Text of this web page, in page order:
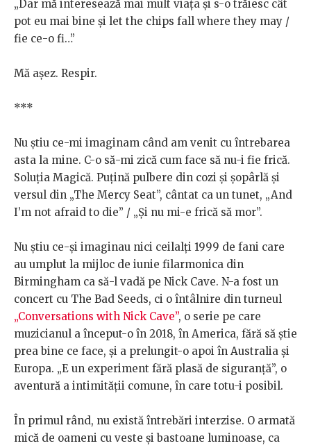
„Dar mă interesează mai mult viața și s-o trăiesc cât
pot eu mai bine și let the chips fall where they may /
fie ce-o fi…”
Mă așez. Respir.
***
Nu știu ce-mi imaginam când am venit cu întrebarea
asta la mine. C-o să-mi zică cum face să nu-i fie frică.
Soluția Magică. Puțină pulbere din cozi și șopârlă și
versul din „The Mercy Seat”, cântat ca un tunet, „And
I’m not afraid to die” / „Și nu mi-e frică să mor”.
Nu știu ce-și imaginau nici ceilalți 1999 de fani care
au umplut la mijloc de iunie filarmonica din
Birmingham ca să-l vadă pe Nick Cave. N-a fost un
concert cu The Bad Seeds, ci o întâlnire din turneul
„Conversations with Nick Cave”, o serie pe care
muzicianul a început-o în 2018, în America, fără să știe
prea bine ce face, și a prelungit-o apoi în Australia și
Europa. „E un experiment fără plasă de siguranță”, o
aventură a intimității comune, în care totu-i posibil.
În primul rând, nu există întrebări interzise. O armată
mică de oameni cu veste și bastoane luminoase, ca